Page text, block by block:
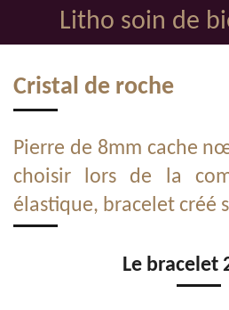
au
principal
Litho soin de
Cristal de roche
Pierre de 8mm cache
choisir lors de la
élastique, bracelet créé
Le bracelet